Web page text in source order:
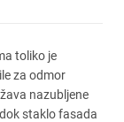
toliko je
za odmor
nazubljene
staklo fasada